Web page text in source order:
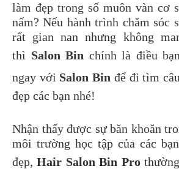
làm đẹp trong số muôn vàn cơ
nấm? Nếu hành trình chăm sóc
rất gian nan nhưng không
thì Salon Bin chính là điều
ngay với Salon Bin để đi tìm
đẹp các bạn nhé!
Nhận thấy được sự băn khoăn
môi trường học tập của các
đẹp,Hair Salon Bin Pro